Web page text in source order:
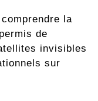
la
de
invisibles
sur